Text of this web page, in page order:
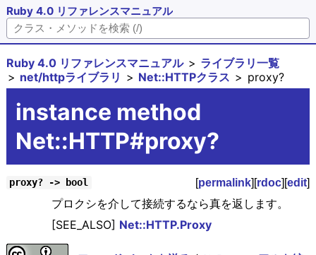
Ruby 4.0 リファレンスマニュアル
Ruby 4.0 リファレンスマニュアル
ライブラリ一覧
net/httpライブラリ
Net::HTTPクラス proxy?
instance method
Net::HTTP#proxy?
proxy? -> bool [permalink][rdoc][edit]
プロクシを介して接続するなら真を返します。
[SEE_ALSO] Net::HTTP.Proxy